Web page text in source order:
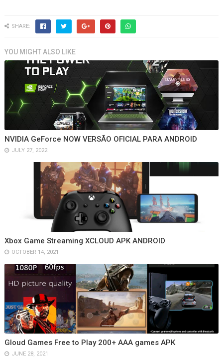
SHARE:
YOU MIGHT ALSO LIKE
NVIDIA GeForce NOW VERSÃO OFICIAL PARA ANDROID
JULY 27, 2022
Xbox Game Streaming XCLOUD APK ANDROID
OCTOBER 14, 2021
Gloud Games Free to Play 200+ AAA games APK
JUNE 28, 2021